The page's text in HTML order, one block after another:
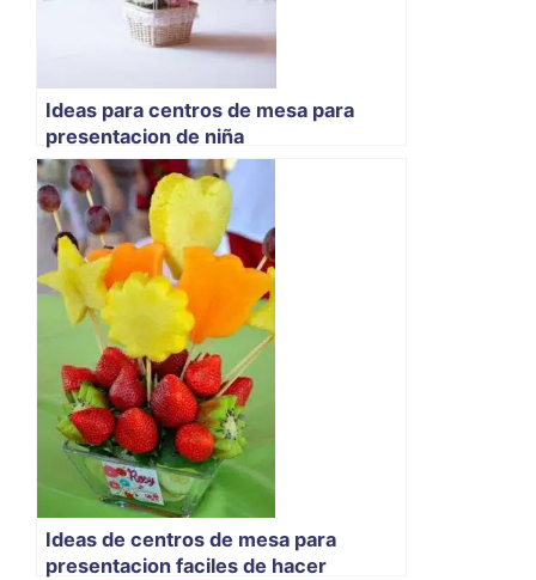
Ideas para centros de mesa para
presentacion de niña
Ideas de centros de mesa para
presentacion faciles de hacer